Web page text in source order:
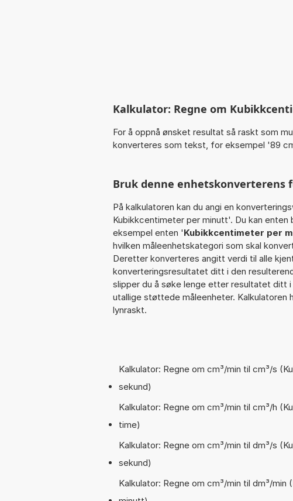
Kalkulator: Regne om
For å oppnå ønsket resultat så raskt som
konverteres som tekst, for eksempel '89
Bruk denne
På kalkulatoren kan du angi en
Kubikkcentimeter per minutt'. Du kan
eksempel enten 'Kubikkcentimeter per
hvilken måleenhetskategori som skal
Deretter konverteres angitt verdi til alle
konverteringsresultatet ditt i den
slipper du å søke lenge etter resultatet ditt
utallige støttede måleenheter.
lynraskt.
Kalkulator: Regne om cm³/min til cm³/s
sekund)
Kalkulator: Regne om cm³/min til cm³/h
time)
Kalkulator: Regne om cm³/min til dm³/s
sekund)
Kalkulator: Regne om cm³/min til dm³/